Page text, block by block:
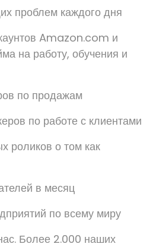
проблем каждого дня
Amazon.com и
на работу, обучения и
по продажам
по работе с клиентами
роликов о том как
в месяц
по всему миру
Более 2.000 наших